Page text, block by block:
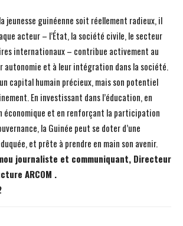
jeunesse guinéenne soit réellement radieux, il
acteur – l’État, la société civile, le secteur
internationaux – contribue activement au
autonomie et à leur intégration dans la société.
capital humain précieux, mais son potentiel
En investissant dans l’éducation, en
économique et en renforçant la participation
la Guinée peut se doter d’une
et prête à prendre en main son avenir.
journaliste et communiquant, Directeur
ARCOM .